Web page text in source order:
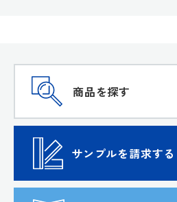
商品を探す
サンプルを請求する